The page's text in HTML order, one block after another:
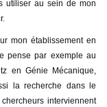
utiliser au sein de mon
mon établissement en
pense par exemple au
en Génie Mécanique,
la recherche dans le
interviennent